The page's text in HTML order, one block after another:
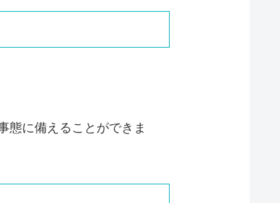
態に備えることができま